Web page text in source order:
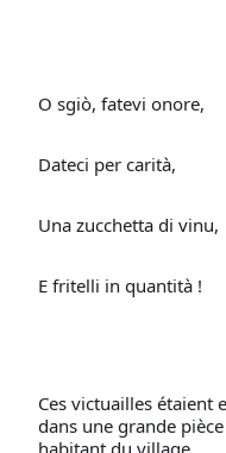
O sgiò, fatevi onore,
Dateci per carità,
Una zucchetta di vinu,
E fritelli in quantità !
Ces victuailles étaient
dans une grande